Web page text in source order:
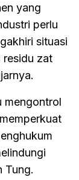
yang
perlu
situasi
residu zat
mengontrol
Tung.